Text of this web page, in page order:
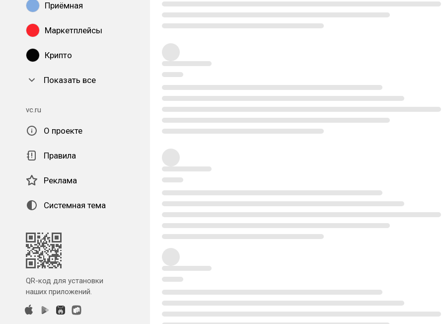
Приёмная
Маркетплейсы
Крипто
Показать все
vc.ru
О проекте
Правила
Реклама
Системная тема
QR-код для установки
наших приложений.